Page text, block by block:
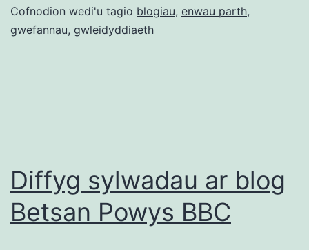
a
gwesteia
Cofnodion wedi'u tagio blogiau, enwau parth,
gwefannau, gwleidyddiaeth
Diffyg sylwadau ar blog
Betsan Powys BBC